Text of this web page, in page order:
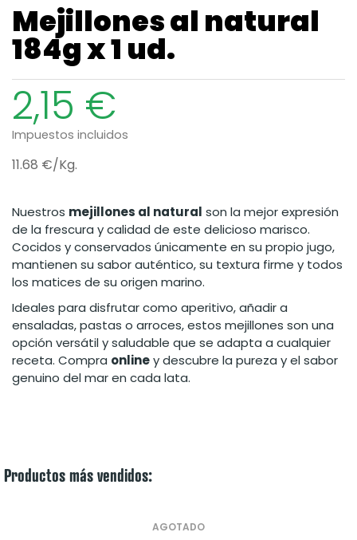
Mejillones al natural
184g x 1 ud.
2,15 €
Impuestos incluidos
11.68 €/Kg.
Nuestros mejillones al natural son la mejor expresión
de la frescura y calidad de este delicioso marisco.
Cocidos y conservados únicamente en su propio jugo,
mantienen su sabor auténtico, su textura firme y todos
los matices de su origen marino.
Ideales para disfrutar como aperitivo, añadir a
ensaladas, pastas o arroces, estos mejillones son una
opción versátil y saludable que se adapta a cualquier
receta. Compra onliney descubre la pureza y el sabor
genuino del mar en cada lata.
Productos más vendidos:
AGOTADO